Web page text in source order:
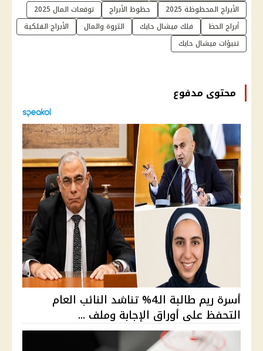
الأبراج المحظوظة 2025
حظوظ الأبراج
توقعات المال 2025
أبراج الحظ
فلك ميشال حايك الثروة والمال
الأبراج الفلكية
تنبؤات ميشال حايك
محتوى مدفوع
أسرة ريم طالبة الـ4% تناشد النائب العام
التحفظ على أوراق الإجابة وملف ...